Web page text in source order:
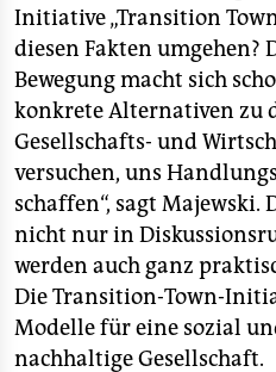
Transition-Büro in Pankow
Beginn: 16 Uhr
Initiative „Transition
diesen Fakten umgehen?
Bewegung macht sich
konkrete Alternativen zu
Gesellschafts- und
versuchen, uns
schaffen“, sagt Majewski.
nicht nur in
werden auch ganz
Die Transition-Town-
Modelle für eine sozial
nachhaltige Gesellschaft.